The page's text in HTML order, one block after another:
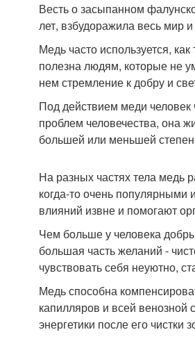
Весть о засыпанном
лет, взбудоражила весь мир
Медь часто используется,
полезна людям, которые не
нем стремление к добру и
Под действием меди
проблем человечества, она
большей или меньшей
На разных частях тела медь
когда-то очень популярными
влияний извне и помогают
Чем больше у человека
большая часть желаний -
чувствовать себя неуютно,
Медь способна
капилляров и всей
энергетики после его